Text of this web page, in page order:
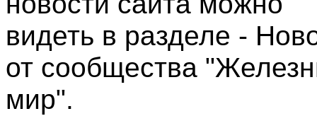
видеть в разделе -
от сообщества
мир".